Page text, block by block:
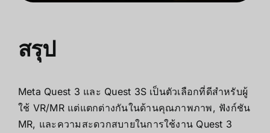
สรุป
Meta Quest 3 และ Quest 3S เป็นตัวเลือกที่ดีสำหรับผู้
ใช้ VR/MR แต่แตกต่างกันในด้านคุณภาพภาพ, ฟังก์ชัน
MR, และความสะดวกสบายในการใช้งาน Quest 3